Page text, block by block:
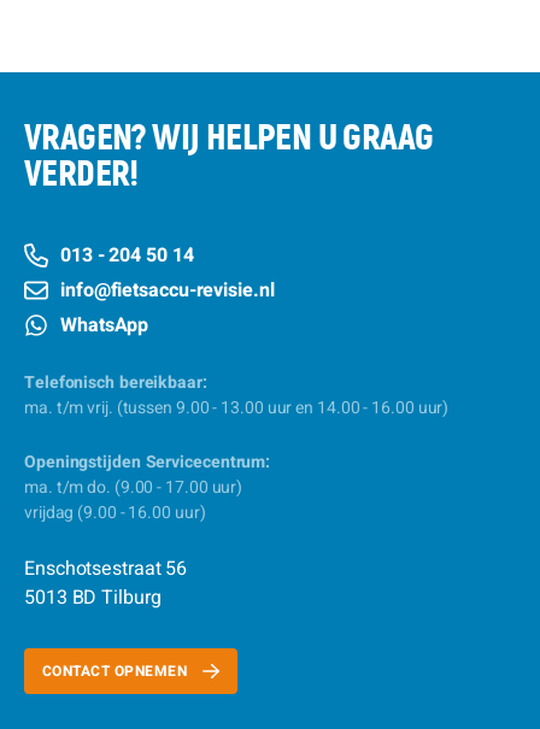
VRAGEN? WIJ HELPEN U GRAAG
VERDER!
013 - 204 50 14
info@fietsaccu-revisie.nl
WhatsApp
Telefonisch bereikbaar:
ma. t/m vrij. (tussen 9.00 - 13.00 uur en 14.00 - 16.00 uur)
Openingstijden Servicecentrum:
ma. t/m do. (9.00 - 17.00 uur)
vrijdag (9.00 - 16.00 uur)
Enschotsestraat 56
5013 BD Tilburg
CONTACT OPNEMEN